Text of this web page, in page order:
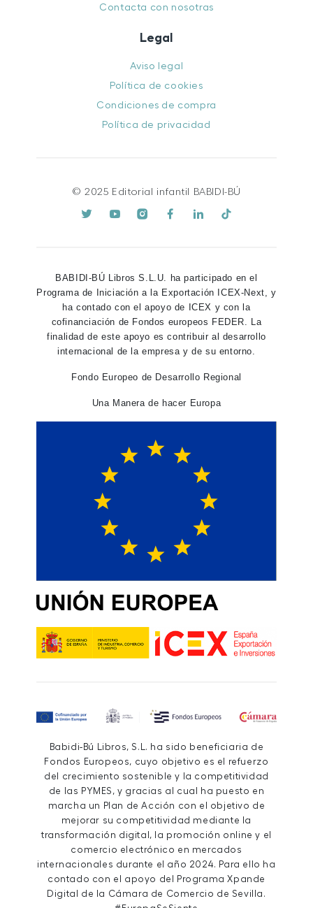
Contacta con nosotras
Legal
Aviso legal
Política de cookies
Condiciones de compra
Política de privacidad
© 2025 Editorial infantil BABIDI-BÚ
BABIDI-BÚ Libros S.L.U. ha participado en el
Programa de Iniciación a la Exportación ICEX-Next, y
ha contado con el apoyo de ICEX y con la
cofinanciación de Fondos europeos FEDER. La
finalidad de este apoyo es contribuir al desarrollo
internacional de la empresa y de su entorno.
Fondo Europeo de Desarrollo Regional
Una Manera de hacer Europa
Babidi-Bú Libros, S.L. ha sido beneficiaria de
Fondos Europeos, cuyo objetivo es el refuerzo
del crecimiento sostenible y la competitividad
de las PYMES, y gracias al cual ha puesto en
marcha un Plan de Acción con el objetivo de
mejorar su competitividad mediante la
transformación digital, la promoción online y el
comercio electrónico en mercados
internacionales durante el año 2024. Para ello ha
contado con el apoyo del Programa Xpande
Digital de la Cámara de Comercio de Sevilla.